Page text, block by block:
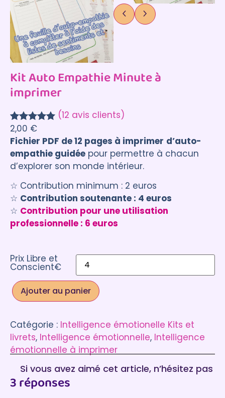
Kit Auto Empathie Minute à
imprimer
Noté5.00
sur 5
basé sur
12
notations
client
(12 avis clients)
2,00 €
Fichier PDF de 12 pages à imprimer d’auto-
empathie guidée pour permettre à chacun
d’explorer son monde intérieur.
☆ Contribution minimum : 2 euros
☆ Contribution soutenante : 4 euros
☆ Contribution pour une utilisation
professionnelle : 6 euros
Prix Libre et
Conscient€
Ajouter au panier
Catégorie : Intelligence émotionelle Kits et
livrets, Intelligence émotionnelle, Intelligence
émotionnelle à imprimer
Si vous avez aimé cet article, n’hésitez pas
à laisser un commentaire :)
3 réponses